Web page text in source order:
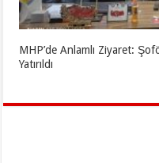
MHP’de Anlamlı Ziyaret:
Yatırıldı